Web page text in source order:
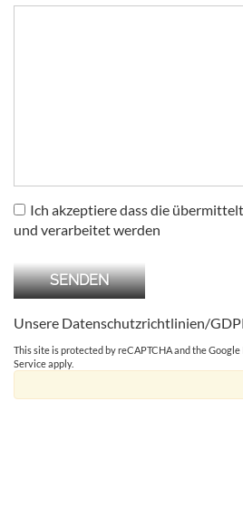
Ich akzeptiere dass die
und verarbeitet werden
Unsere Datenschutzrichtlinien/
This site is protected by reCAPTCHA and the Google
Serviceapply.